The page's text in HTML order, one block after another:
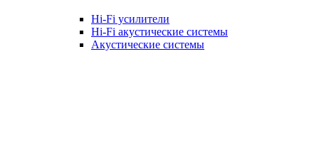
Hi-Fi усилители
Hi-Fi акустические системы
Акустические системы